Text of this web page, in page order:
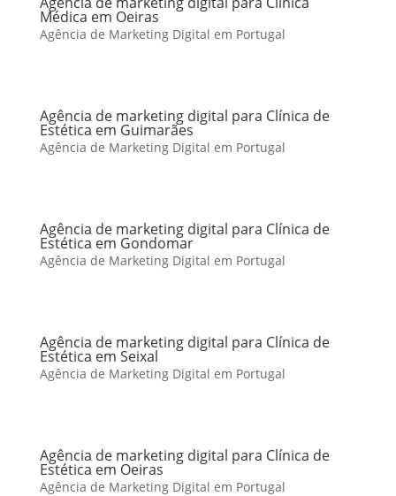
Médica em Oeiras
Agência de Marketing Digital em Portugal
Agência de marketing digital para Clínica de
Estética em Guimarães
Agência de Marketing Digital em Portugal
Agência de marketing digital para Clínica de
Estética em Gondomar
Agência de Marketing Digital em Portugal
Agência de marketing digital para Clínica de
Estética em Seixal
Agência de Marketing Digital em Portugal
Agência de marketing digital para Clínica de
Estética em Oeiras
Agência de Marketing Digital em Portugal